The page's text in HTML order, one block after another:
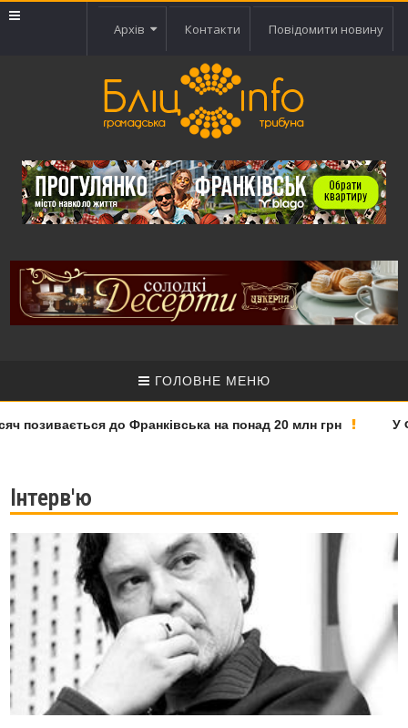
Архів Контакти Повідомити новину
ГОЛОВНЕ МЕНЮ
до Франківська на понад 20 млн грн У
Інтерв'ю